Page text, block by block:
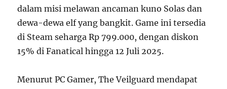
dalam misi melawan ancaman kuno Solas dan
dewa-dewa elf yang bangkit. Game ini tersedia
di Steam seharga Rp 799.000, dengan diskon
15% di Fanatical hingga 12 Juli 2025.
Menurut PC Gamer, The Veilguard mendapat